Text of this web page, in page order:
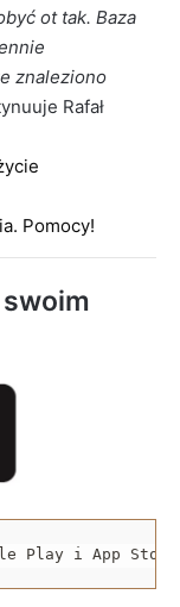
ot tak. Baza
znaleziono
Rafał
Pomocy!
Play i App Store.
pracowników.
wybór.
Miesiąc
i zapłaci 4 tys. zł